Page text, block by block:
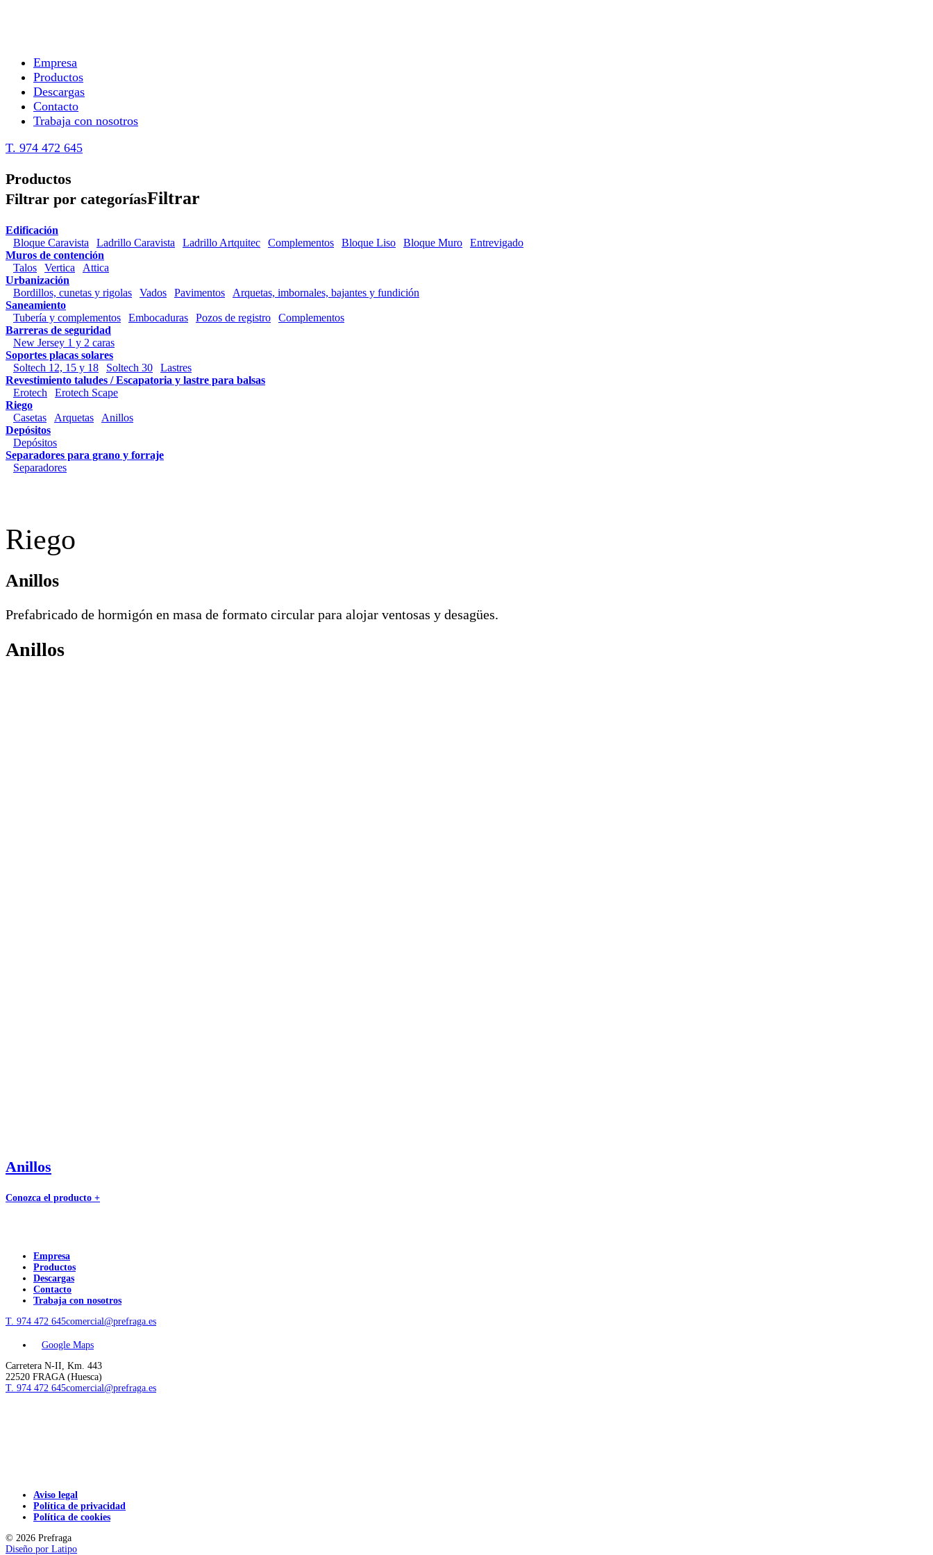
Empresa
Productos
Descargas
Contacto
Trabaja con nosotros
T. 974 472 645
Productos
Filtrar por categoríasFiltrar
Edificación
Bloque Caravista
Ladrillo Caravista Ladrillo Artquitec Complementos Bloque Liso Bloque Muro
Entrevigado
Muros de contención
Talos
Vertica
Attica
Urbanización
Bordillos, cunetas y rigolas
Vados Pavimentos
Arquetas, imbornales, bajantes y fundición
Saneamiento
Tubería y complementos
Embocaduras Pozos de registro
Complementos
Barreras de seguridad
New Jersey 1 y 2 caras
Soportes placas solares
Soltech 12, 15 y 18
Soltech 30
Lastres
Revestimiento taludes / Escapatoria y lastre para balsas
Erotech
Erotech Scape
Riego
Casetas
Arquetas
Anillos
Depósitos
Depósitos
Separadores para grano y forraje
Separadores
Riego
Anillos
Prefabricado de hormigón en masa de formato circular para alojar ventosas y desagües.
Anillos
Anillos
Conozca el producto +
Empresa
Productos
Descargas
Contacto
Trabaja con nosotros
T. 974 472 645comercial@prefraga.es
Google Maps
Carretera N-II, Km. 443
22520 FRAGA (Huesca)
T. 974 472 645comercial@prefraga.es
Aviso legal
Política de privacidad
Política de cookies
© 2026 Prefraga
Diseño por Latipo